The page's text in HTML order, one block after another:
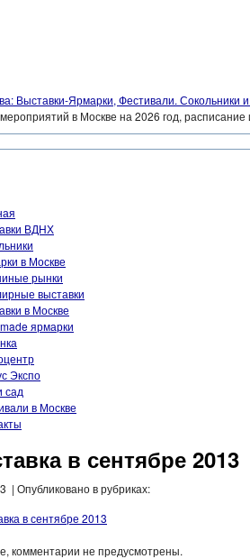
Выставки-Ярмарки, Фестивали. Сокольники
в Москве на 2026 год,
ВДНХ
в Москве
рынки
выставки
в Москве
ярмарки
Экспо
сад
в Москве
в сентябре 2013
| Опубликовано в рубриках:
комментарии не предусмотрены.